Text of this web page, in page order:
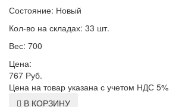
Состояние: Новый
Кол-во на складах: 33 шт.
Вес: 700
Цена:
767 Руб.
Цена на товар указана с учетом НДС 5%
В КОРЗИНУ